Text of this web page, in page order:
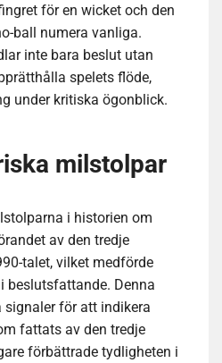
för en wicket och den
ball numera vanliga.
inte bara beslut utan
spelets flöde,
under kritiska ögonblick.
milstolpar
i historien om
av den tredje
talet, vilket medförde
beslutsfattande. Denna
för att indikera
fattats av den tredje
förbättrade tydligheten i